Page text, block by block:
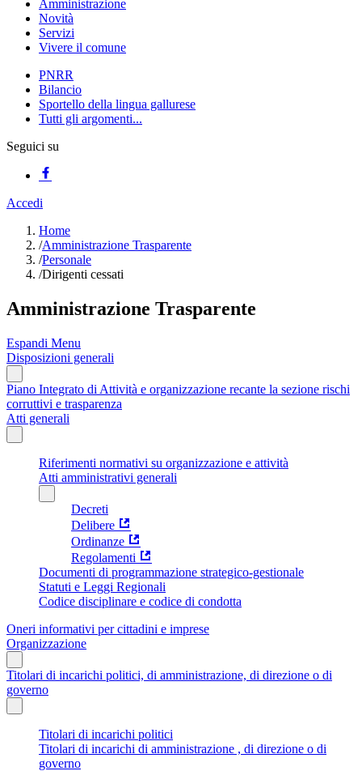
Amministrazione
Novità
Servizi
Vivere il comune
PNRR
Bilancio
Sportello della lingua gallurese
Tutti gli argomenti...
Seguici su
Accedi
Home
/Amministrazione Trasparente
/Personale
/Dirigenti cessati
Amministrazione Trasparente
Espandi Menu
Disposizioni generali
Piano Integrato di Attività e organizzazione recante la sezione rischi
corruttivi e trasparenza
Atti generali
Riferimenti normativi su organizzazione e attività
Atti amministrativi generali
Decreti
Delibere
Ordinanze
Regolamenti
Documenti di programmazione strategico-gestionale
Statuti e Leggi Regionali
Codice disciplinare e codice di condotta
Oneri informativi per cittadini e imprese
Organizzazione
Titolari di incarichi politici, di amministrazione, di direzione o di
governo
Titolari di incarichi politici
Titolari di incarichi di amministrazione , di direzione o di
governo